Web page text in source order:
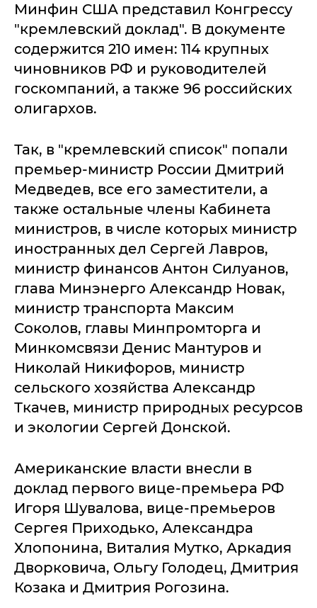
Минфин США представил Конгрессу
"кремлевский доклад". В документе
содержится 210 имен: 114 крупных
чиновников РФ и руководителей
госкомпаний, а также 96 российских
олигархов.
Так, в "кремлевский список" попали
премьер-министр России Дмитрий
Медведев, все его заместители, а
также остальные члены Кабинета
министров, в числе которых министр
иностранных дел Сергей Лавров,
министр финансов Антон Силуанов,
глава Минэнерго Александр Новак,
министр транспорта Максим
Соколов, главы Минпромторга и
Минкомсвязи Денис Мантуров и
Николай Никифоров, министр
сельского хозяйства Александр
Ткачев, министр природных ресурсов
и экологии Сергей Донской.
Американские власти внесли в
доклад первого вице-премьера РФ
Игоря Шувалова, вице-премьеров
Сергея Приходько, Александра
Хлопонина, Виталия Мутко, Аркадия
Дворковича, Ольгу Голодец, Дмитрия
Козака и Дмитрия Рогозина.